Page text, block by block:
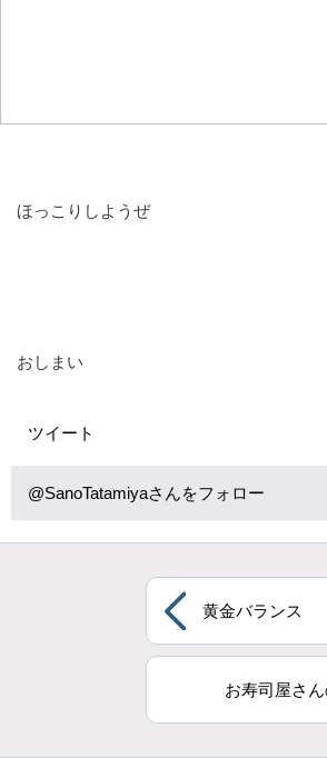
ほっこりしようぜ
おしまい
ツイート
@SanoTatamiyaさんをフォロー
黄金バランス
お寿司屋さん